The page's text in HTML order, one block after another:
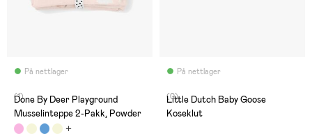
På nettlager
(1)
Done By Deer Playground
Musselinteppe 2-Pakk, Powder
På nettlager
(0)
Little Dutch Baby Goose
Koseklut